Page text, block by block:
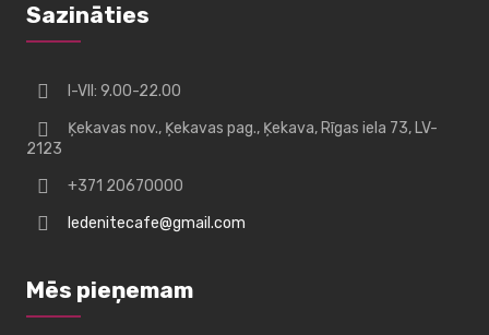
Sazināties
I-VII: 9.00-22.00
Ķekavas nov., Ķekavas pag., Ķekava, Rīgas iela 73, LV-
2123
+371 20670000
ledenitecafe@gmail.com
Mēs pieņemam